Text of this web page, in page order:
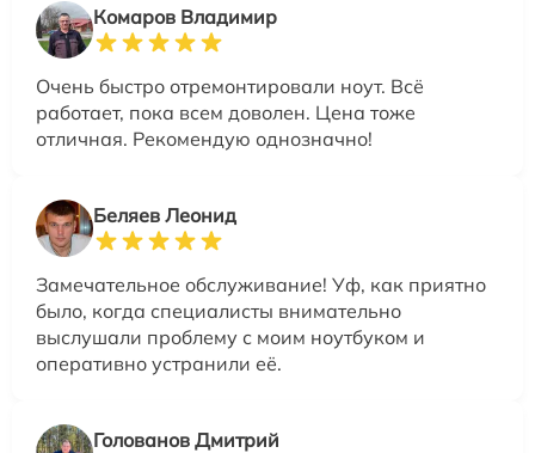
Комаров Владимир
Очень быстро отремонтировали ноут. Всё
работает, пока всем доволен. Цена тоже
отличная. Рекомендую однозначно!
Беляев Леонид
Замечательное обслуживание! Уф, как приятно
было, когда специалисты внимательно
выслушали проблему с моим ноутбуком и
оперативно устранили её.
Голованов Дмитрий